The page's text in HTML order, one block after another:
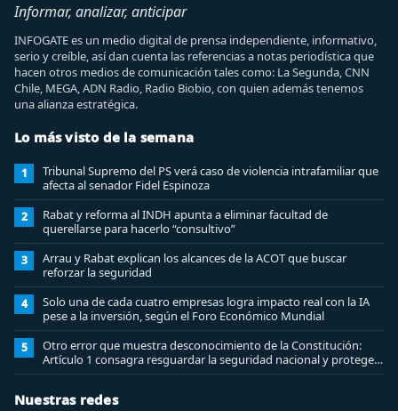
Informar, analizar, anticipar
INFOGATE es un medio digital de prensa independiente, informativo,
serio y creíble, así dan cuenta las referencias a notas periodística que
hacen otros medios de comunicación tales como: La Segunda, CNN
Chile, MEGA, ADN Radio, Radio Biobio, con quien además tenemos
una alianza estratégica.
Lo más visto de la semana
1
Tribunal Supremo del PS verá caso de violencia intrafamiliar que
afecta al senador Fidel Espinoza
2
Rabat y reforma al INDH apunta a eliminar facultad de
querellarse para hacerlo “consultivo”
3
Arrau y Rabat explican los alcances de la ACOT que buscar
reforzar la seguridad
4
Solo una de cada cuatro empresas logra impacto real con la IA
pese a la inversión, según el Foro Económico Mundial
5
Otro error que muestra desconocimiento de la Constitución:
Artículo 1 consagra resguardar la seguridad nacional y proteger
a los ciudadanos
Nuestras redes